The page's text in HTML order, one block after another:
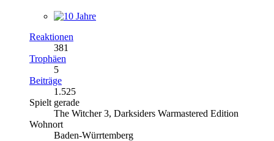
Reaktionen
381
Trophäen
5
Beiträge
1.525
Spielt gerade
The Witcher 3, Darksiders Warmastered Edition
Wohnort
Baden-Würrtemberg